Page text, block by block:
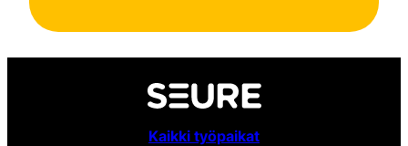
Kaikki työpaikat